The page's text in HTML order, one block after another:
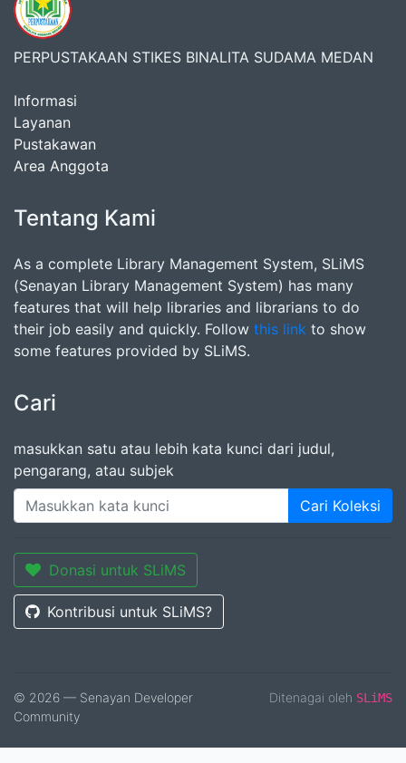
PERPUSTAKAAN STIKES BINALITA SUDAMA MEDAN
Informasi
Layanan
Pustakawan
Area Anggota
Tentang Kami
As a complete Library Management System, SLiMS
(Senayan Library Management System) has many
features that will help libraries and librarians to do
their job easily and quickly. Follow this link to show
some features provided by SLiMS.
Cari
masukkan satu atau lebih kata kunci dari judul,
pengarang, atau subjek
Cari Koleksi
Donasi untuk SLiMS
Kontribusi untuk SLiMS?
© 2026 — Senayan Developer
Community
Ditenagai oleh SLiMS